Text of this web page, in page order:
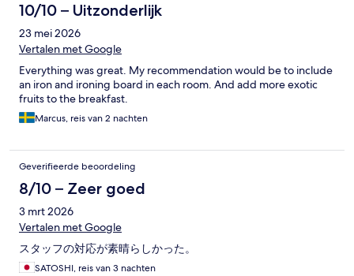
10/10 – Uitzonderlijk
23 mei 2026
Vertalen met Google
Everything was great. My recommendation would be to include
an iron and ironing board in each room. And add more exotic
fruits to the breakfast.
Marcus, reis van 2 nachten
Geverifieerde beoordeling
8/10 – Zeer goed
3 mrt 2026
Vertalen met Google
スタッフの対応が素晴らしかった。
SATOSHI, reis van 3 nachten